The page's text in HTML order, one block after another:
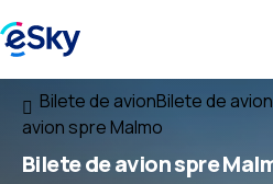
Bilete de avionBilete de
avion spre Malmo
Bilete de avion spre